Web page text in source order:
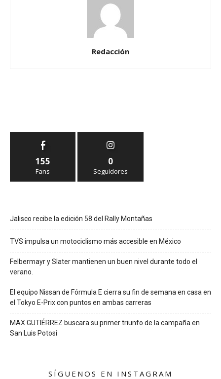
Redacción
155
Fans
0
Seguidores
Jalisco recibe la edición 58 del Rally Montañas
TVS impulsa un motociclismo más accesible en México
Felbermayr y Slater mantienen un buen nivel durante todo el
verano.
El equipo Nissan de Fórmula E cierra su fin de semana en casa en
el Tokyo E-Prix con puntos en ambas carreras
MAX GUTIÉRREZ buscara su primer triunfo de la campaña en
San Luis Potosi
SÍGUENOS EN INSTAGRAM